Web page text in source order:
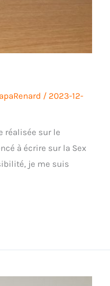
/ 2023-12-
réalisée sur le
à écrire sur la Sex
je me suis